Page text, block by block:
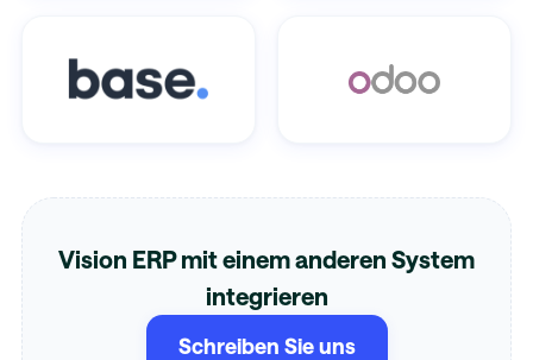
Vision ERP mit einem anderen System
integrieren
Schreiben Sie uns